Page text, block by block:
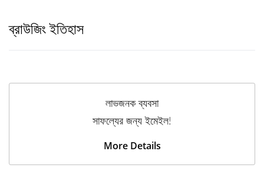
ব্রাউজিং ইতিহাস
লাভজনক ব্যবসা
সাফল্যের জন্য ইমেইল!
More Details